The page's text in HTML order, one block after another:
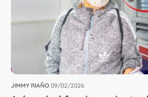
JIMMY RIAÑO 09/02/2026